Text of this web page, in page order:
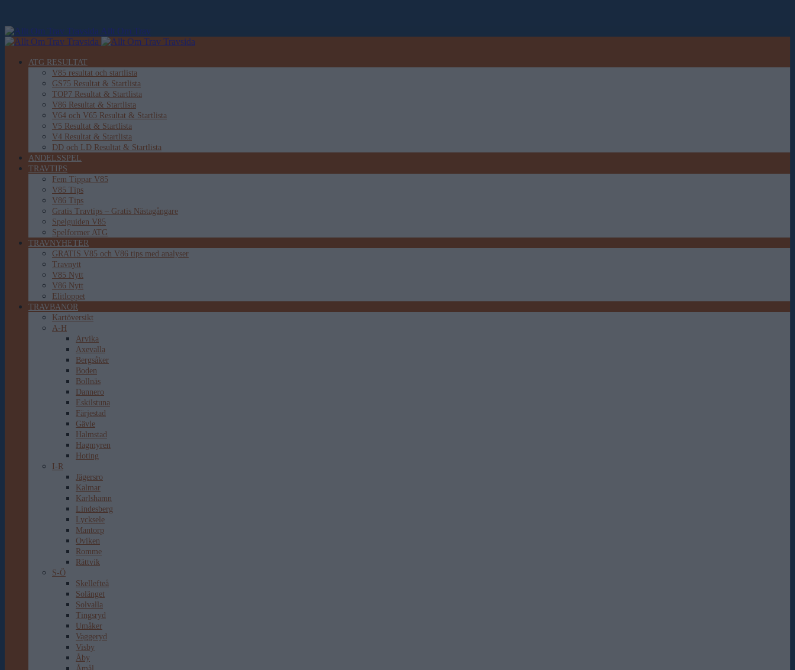
Allt Om Trav
ATG RESULTAT
V85 resultat och startlista
GS75 Resultat & Startlista
TOP7 Resultat & Startlista
V86 Resultat & Startlista
V64 och V65 Resultat & Startlista
V5 Resultat & Startlista
V4 Resultat & Startlista
DD och LD Resultat & Startlista
ANDELSSPEL
TRAVTIPS
Fem Tippar V85
V85 Tips
V86 Tips
Gratis Travtips – Gratis Nästagångare
Spelguiden V85
Spelformer ATG
TRAVNYHETER
GRATIS V85 och V86 tips med analyser
Travnytt
V85 Nytt
V86 Nytt
Elitloppet
TRAVBANOR
Kartöversikt
A-H
Arvika
Axevalla
Bergsåker
Boden
Bollnäs
Dannero
Eskilstuna
Färjestad
Gävle
Halmstad
Hagmyren
Hoting
I-R
Jägersro
Kalmar
Karlshamn
Lindesberg
Lycksele
Mantorp
Oviken
Romme
Rättvik
S-Ö
Skellefteå
Solänget
Solvalla
Tingsryd
Umåker
Vaggeryd
Visby
Åby